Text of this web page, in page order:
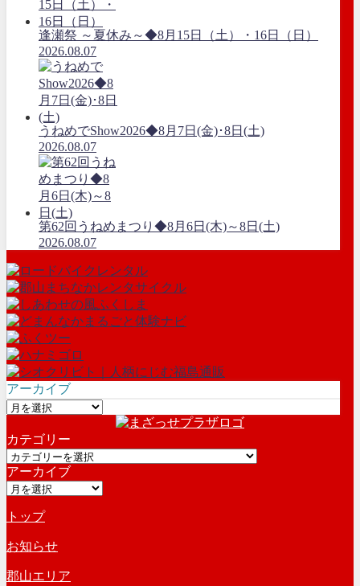
逢瀬祭 ～夏休み～◆8月15日（土）・16日（日）
2026.08.07
うねめでShow2026◆8月7日(金)･8日(土)
2026.08.07
第62回うねめまつり◆8月6日(木)～8日(土)
2026.08.07
アーカイブ
ア
カ
イ
ブ
カテゴリー
カ
テ
ゴ
ー
アーカイブ
ア
カ
イ
ブ
トップ
お知らせ
郡山エリア